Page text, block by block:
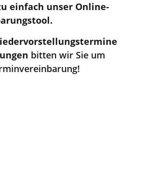
einfach unser Online-
bitten wir Sie um